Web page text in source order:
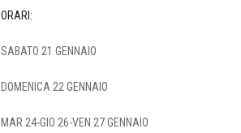
ORARI:
SABATO 21 GENNAIO
DOMENICA 22 GENNAIO
MAR 24-GIO 26-VEN 27 GENNAIO